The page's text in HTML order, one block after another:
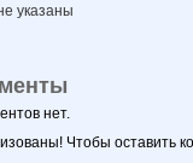
указаны
нет.
Чтобы оставить